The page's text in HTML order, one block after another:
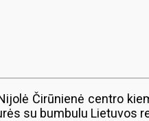
Čirūnienė centro
su bumbulu Lietuvos